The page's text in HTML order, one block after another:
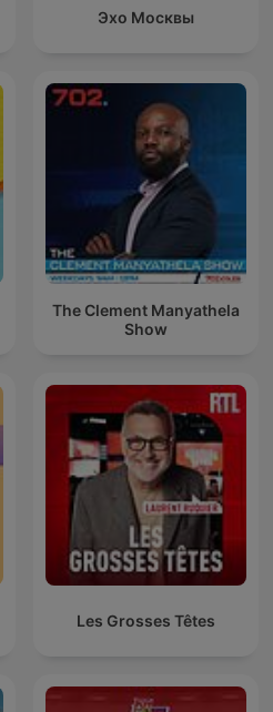
Эхо Москвы
The Clement Manyathela
Show
Les Grosses Têtes